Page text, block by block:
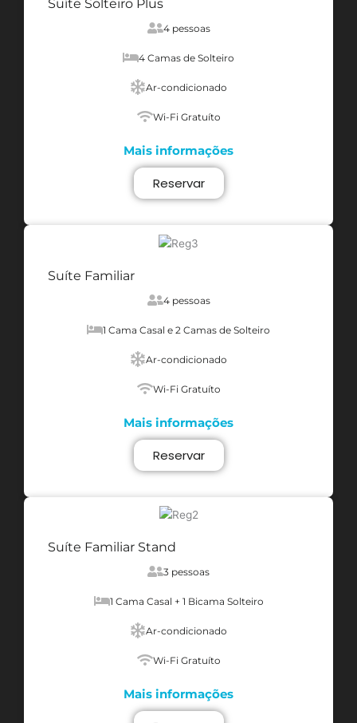
Suíte Solteiro Plus
4 pessoas
4 Camas de Solteiro
Ar-condicionado
Wi-Fi Gratuíto
Mais informações
Reservar
Suíte Familiar
4 pessoas
1 Cama Casal e 2 Camas de Solteiro
Ar-condicionado
Wi-Fi Gratuíto
Mais informações
Reservar
Suíte Familiar Stand
3 pessoas
1 Cama Casal + 1 Bicama Solteiro
Ar-condicionado
Wi-Fi Gratuíto
Mais informações